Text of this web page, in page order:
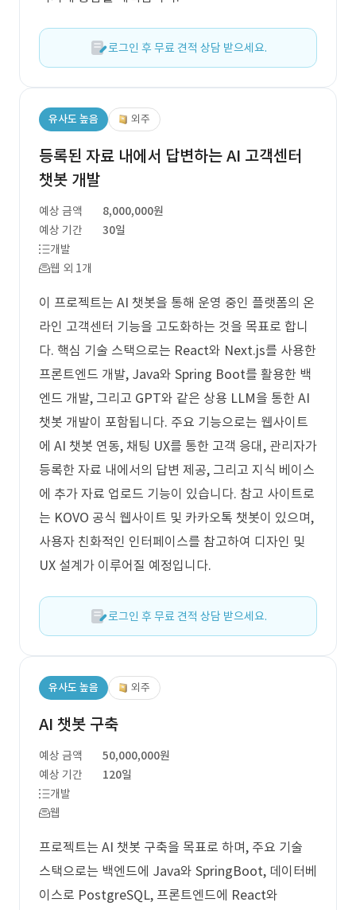
로그인 후 무료 견적 상담 받으세요.
유사도 높음 외주
등록된 자료 내에서 답변하는 AI 고객센터
챗봇 개발
예상 금액
8,000,000원
예상 기간
30일
개발
웹 외 1개
이 프로젝트는 AI 챗봇을 통해 운영 중인 플랫폼의 온
라인 고객센터 기능을 고도화하는 것을 목표로 합니
다. 핵심 기술 스택으로는 React와 Next.js를 사용한
프론트엔드 개발, Java와 Spring Boot를 활용한 백
엔드 개발, 그리고 GPT와 같은 상용 LLM을 통한 AI
챗봇 개발이 포함됩니다. 주요 기능으로는 웹사이트
에 AI 챗봇 연동, 채팅 UX를 통한 고객 응대, 관리자가
등록한 자료 내에서의 답변 제공, 그리고 지식 베이스
에 추가 자료 업로드 기능이 있습니다. 참고 사이트로
는 KOVO 공식 웹사이트 및 카카오톡 챗봇이 있으며,
사용자 친화적인 인터페이스를 참고하여 디자인 및
UX 설계가 이루어질 예정입니다.
로그인 후 무료 견적 상담 받으세요.
유사도 높음 외주
AI 챗봇 구축
예상 금액
50,000,000원
예상 기간
120일
개발
웹
프로젝트는 AI 챗봇 구축을 목표로 하며, 주요 기술
스택으로는 백엔드에 Java와 SpringBoot, 데이터베
이스로 PostgreSQL, 프론트엔드에 React와